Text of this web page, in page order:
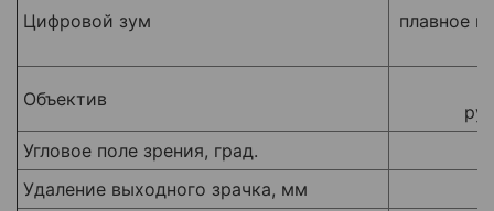
Цифровой зум плавное
Объектив
Угловое поле зрения, град.
Удаление выходного зрачка, мм